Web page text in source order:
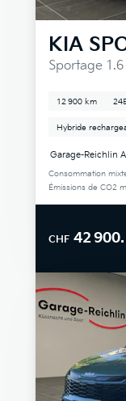
KIA
Sportage
12 900 km
Hybride
Garage-Reichlin
Consommation
Émissions de CO2
CHF 42